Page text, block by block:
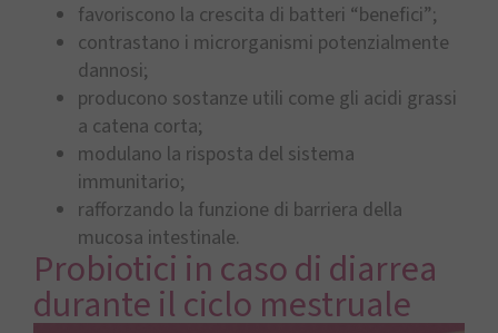
favoriscono la crescita di batteri “benefici”;
contrastano i microrganismi potenzialmente
dannosi;
producono sostanze utili come gli acidi grassi
a catena corta;
modulano la risposta del sistema
immunitario;
rafforzando la funzione di barriera della
mucosa intestinale.
Probiotici in caso di diarrea
durante il ciclo mestruale